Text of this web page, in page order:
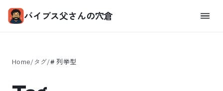
バイブス父さんの穴倉
Home/タグ/#列挙型